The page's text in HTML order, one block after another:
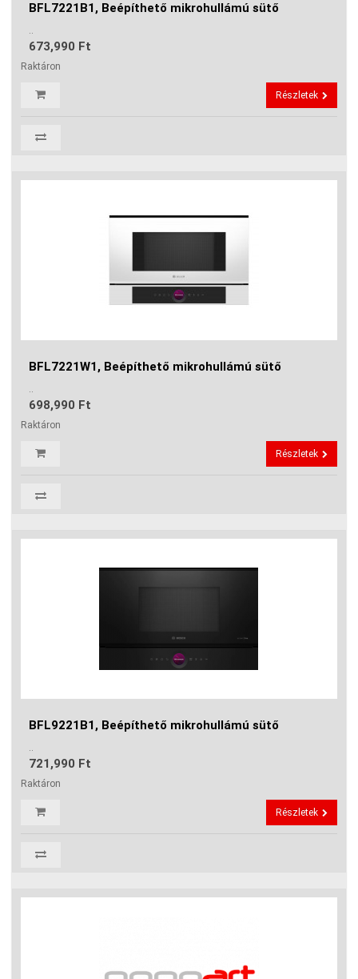
BFL7221B1, Beépíthető mikrohullámú sütő
..
673,990 Ft
Raktáron
Részletek
BFL7221W1, Beépíthető mikrohullámú sütő
..
698,990 Ft
Raktáron
Részletek
BFL9221B1, Beépíthető mikrohullámú sütő
..
721,990 Ft
Raktáron
Részletek